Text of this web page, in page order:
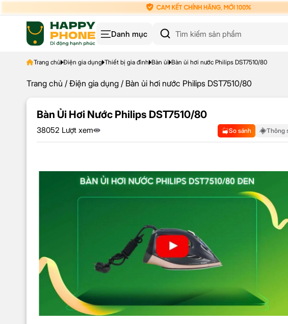
Danh mục
Trang chủ Điện gia dụng Thiết bị gia đình Bàn ủi Bàn ủi hơi nước Philips DST7510/80
Trang chủ / Điện gia dụng / Bàn ủi hơi nước Philips DST7510/80
Bàn Ủi Hơi Nước Philips DST7510/80
38052 Lượt xem So sánh Thông